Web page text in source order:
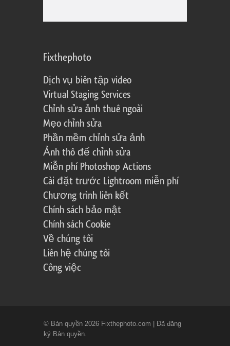
Fixthephoto
Dịch vụ biên tập video
Virtual Staging Services
Chỉnh sửa ảnh thuê ngoài
Mẹo chỉnh sửa
Phần mềm chỉnh sửa ảnh
Ảnh thô để chỉnh sửa
Miễn phí Photoshop Actions
Cài đặt trước Lightroom miễn phí
Chương trình liên kết
Chính sách bảo mật
Chính sách Cookie
Về chúng tôi
Liên hệ chúng tôi
Công việc
© Bản quyền 2026 Fixthephoto.com | Đã đăng
ký Bản quyền.